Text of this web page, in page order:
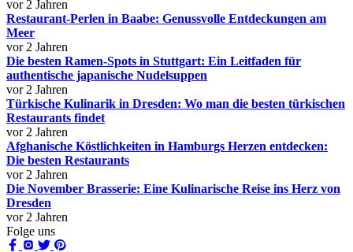
vor 2 Jahren
Restaurant-Perlen in Baabe: Genussvolle Entdeckungen am
Meer
vor 2 Jahren
Die besten Ramen-Spots in Stuttgart: Ein Leitfaden für
authentische japanische Nudelsuppen
vor 2 Jahren
Türkische Kulinarik in Dresden: Wo man die besten türkischen
Restaurants findet
vor 2 Jahren
Afghanische Köstlichkeiten in Hamburgs Herzen entdecken:
Die besten Restaurants
vor 2 Jahren
Die November Brasserie: Eine Kulinarische Reise ins Herz von
Dresden
vor 2 Jahren
Folge uns